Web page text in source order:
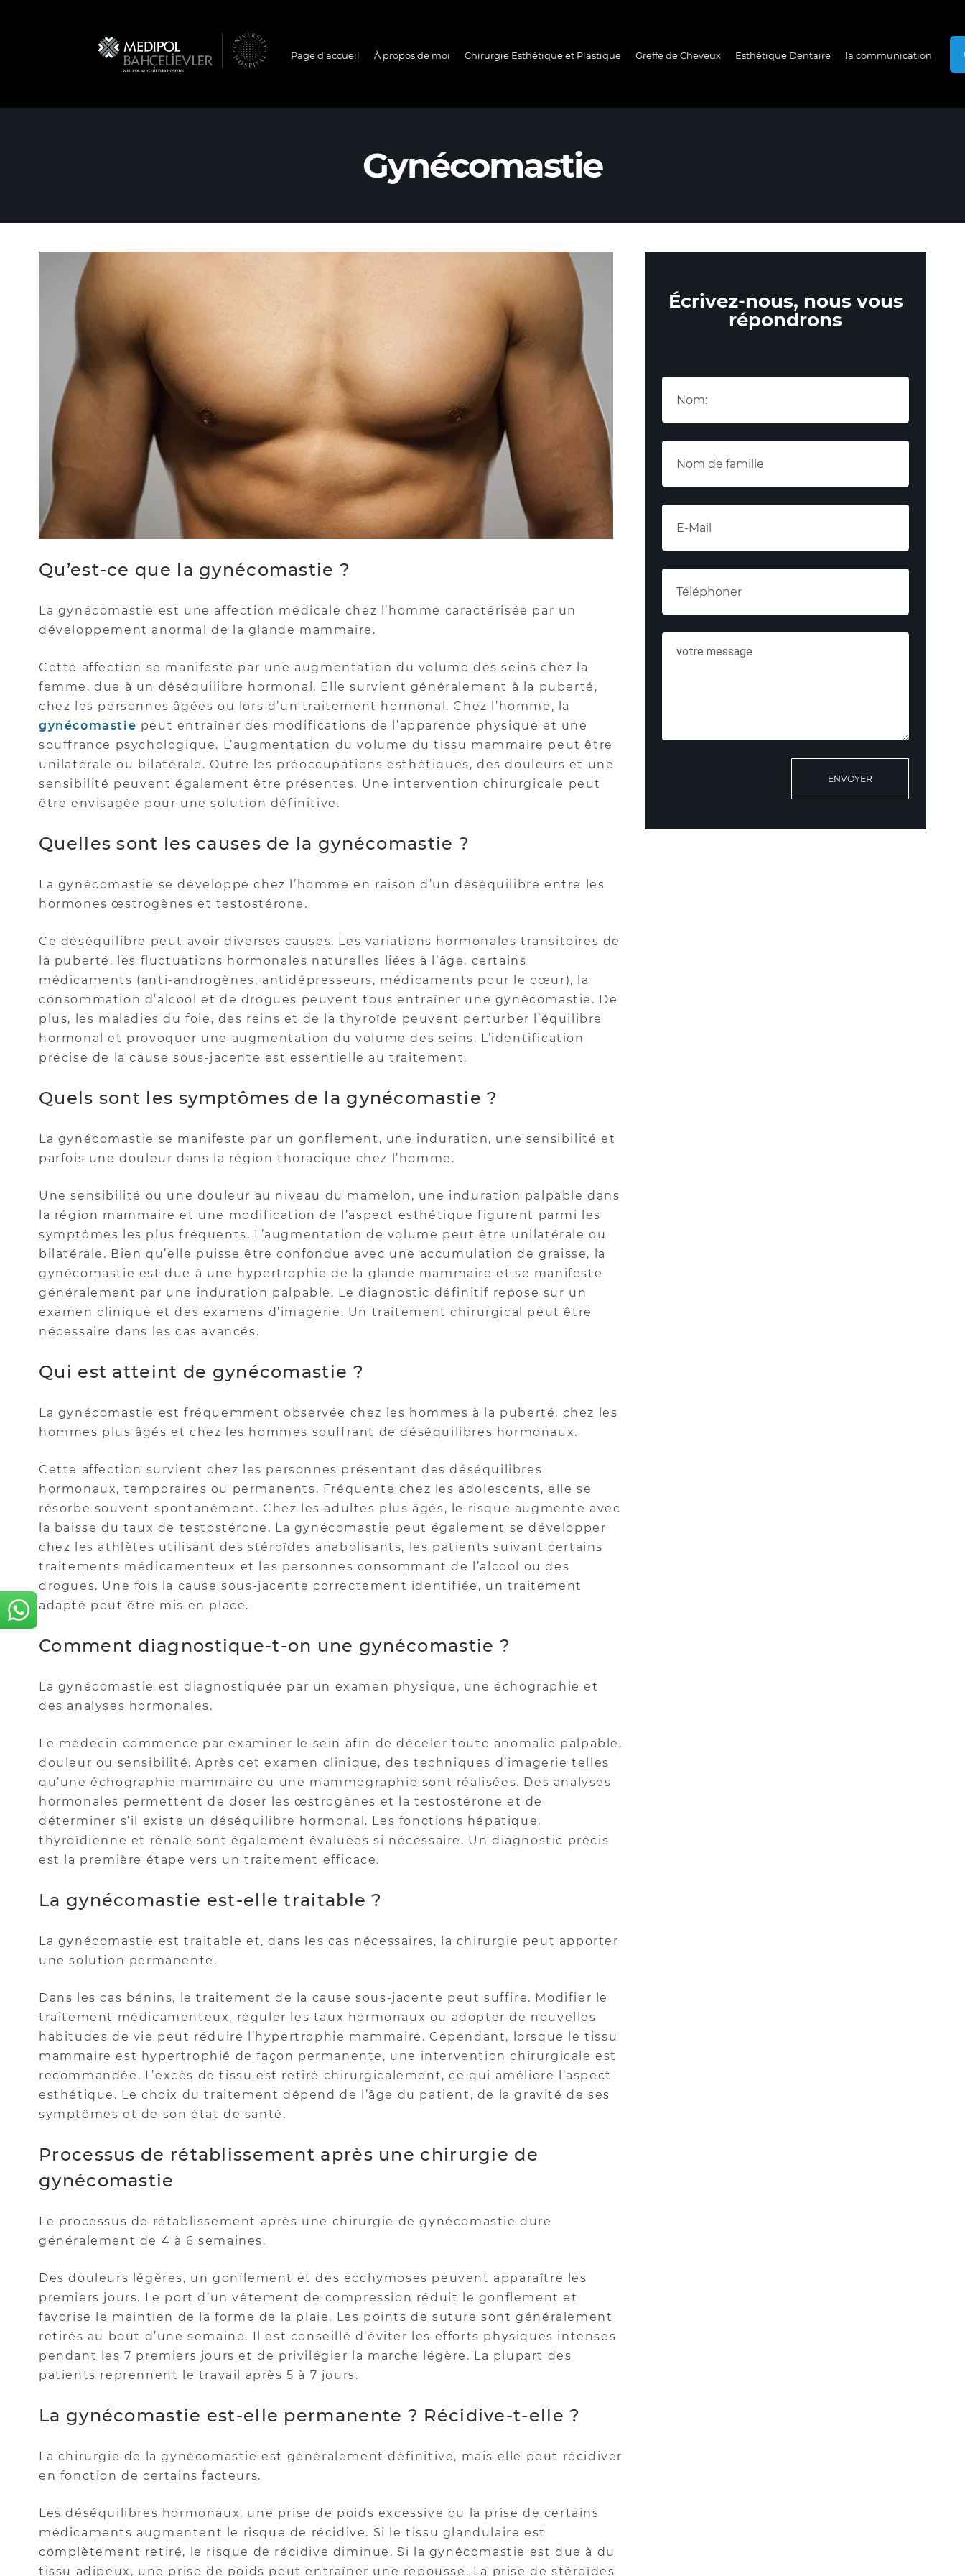
Page d’accueil À propos de moi Chirurgie Esthétique et Plastique Greffe de Cheveux Esthétique Dentaire la communication
Gynécomastie
Qu’est-ce que la gynécomastie ?
La gynécomastie est une affection médicale chez l’homme caractérisée par un
développement anormal de la glande mammaire.
Cette affection se manifeste par une augmentation du volume des seins chez la
femme, due à un déséquilibre hormonal. Elle survient généralement à la puberté,
chez les personnes âgées ou lors d’un traitement hormonal. Chez l’homme, la
gynécomastie peut entraîner des modifications de l’apparence physique et une
souffrance psychologique. L’augmentation du volume du tissu mammaire peut être
unilatérale ou bilatérale. Outre les préoccupations esthétiques, des douleurs et une
sensibilité peuvent également être présentes. Une intervention chirurgicale peut
être envisagée pour une solution définitive.
Quelles sont les causes de la gynécomastie ?
La gynécomastie se développe chez l’homme en raison d’un déséquilibre entre les
hormones œstrogènes et testostérone.
Ce déséquilibre peut avoir diverses causes. Les variations hormonales transitoires de
la puberté, les fluctuations hormonales naturelles liées à l’âge, certains
médicaments (anti-androgènes, antidépresseurs, médicaments pour le cœur), la
consommation d’alcool et de drogues peuvent tous entraîner une gynécomastie. De
plus, les maladies du foie, des reins et de la thyroïde peuvent perturber l’équilibre
hormonal et provoquer une augmentation du volume des seins. L’identification
précise de la cause sous-jacente est essentielle au traitement.
Quels sont les symptômes de la gynécomastie ?
La gynécomastie se manifeste par un gonflement, une induration, une sensibilité et
parfois une douleur dans la région thoracique chez l’homme.
Une sensibilité ou une douleur au niveau du mamelon, une induration palpable dans
la région mammaire et une modification de l’aspect esthétique figurent parmi les
symptômes les plus fréquents. L’augmentation de volume peut être unilatérale ou
bilatérale. Bien qu’elle puisse être confondue avec une accumulation de graisse, la
gynécomastie est due à une hypertrophie de la glande mammaire et se manifeste
généralement par une induration palpable. Le diagnostic définitif repose sur un
examen clinique et des examens d’imagerie. Un traitement chirurgical peut être
nécessaire dans les cas avancés.
Qui est atteint de gynécomastie ?
La gynécomastie est fréquemment observée chez les hommes à la puberté, chez les
hommes plus âgés et chez les hommes souffrant de déséquilibres hormonaux.
Cette affection survient chez les personnes présentant des déséquilibres
hormonaux, temporaires ou permanents. Fréquente chez les adolescents, elle se
résorbe souvent spontanément. Chez les adultes plus âgés, le risque augmente avec
la baisse du taux de testostérone. La gynécomastie peut également se développer
chez les athlètes utilisant des stéroïdes anabolisants, les patients suivant certains
traitements médicamenteux et les personnes consommant de l’alcool ou des
drogues. Une fois la cause sous-jacente correctement identifiée, un traitement
adapté peut être mis en place.
Comment diagnostique-t-on une gynécomastie ?
La gynécomastie est diagnostiquée par un examen physique, une échographie et
des analyses hormonales.
Le médecin commence par examiner le sein afin de déceler toute anomalie palpable,
douleur ou sensibilité. Après cet examen clinique, des techniques d’imagerie telles
qu’une échographie mammaire ou une mammographie sont réalisées. Des analyses
hormonales permettent de doser les œstrogènes et la testostérone et de
déterminer s’il existe un déséquilibre hormonal. Les fonctions hépatique,
thyroïdienne et rénale sont également évaluées si nécessaire. Un diagnostic précis
est la première étape vers un traitement efficace.
La gynécomastie est-elle traitable ?
La gynécomastie est traitable et, dans les cas nécessaires, la chirurgie peut apporter
une solution permanente.
Dans les cas bénins, le traitement de la cause sous-jacente peut suffire. Modifier le
traitement médicamenteux, réguler les taux hormonaux ou adopter de nouvelles
habitudes de vie peut réduire l’hypertrophie mammaire. Cependant, lorsque le tissu
mammaire est hypertrophié de façon permanente, une intervention chirurgicale est
recommandée. L’excès de tissu est retiré chirurgicalement, ce qui améliore l’aspect
esthétique. Le choix du traitement dépend de l’âge du patient, de la gravité de ses
symptômes et de son état de santé.
Processus de rétablissement après une chirurgie de
gynécomastie
Le processus de rétablissement après une chirurgie de gynécomastie dure
généralement de 4 à 6 semaines.
Des douleurs légères, un gonflement et des ecchymoses peuvent apparaître les
premiers jours. Le port d’un vêtement de compression réduit le gonflement et
favorise le maintien de la forme de la plaie. Les points de suture sont généralement
retirés au bout d’une semaine. Il est conseillé d’éviter les efforts physiques intenses
pendant les 7 premiers jours et de privilégier la marche légère. La plupart des
patients reprennent le travail après 5 à 7 jours.
La gynécomastie est-elle permanente ? Récidive-t-elle ?
La chirurgie de la gynécomastie est généralement définitive, mais elle peut récidiver
en fonction de certains facteurs.
Les déséquilibres hormonaux, une prise de poids excessive ou la prise de certains
médicaments augmentent le risque de récidive. Si le tissu glandulaire est
complètement retiré, le risque de récidive diminue. Si la gynécomastie est due à du
tissu adipeux, une prise de poids peut entraîner une repousse. La prise de stéroïdes
Écrivez-nous, nous vous
répondrons